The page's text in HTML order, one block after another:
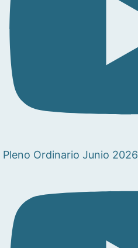
Pleno Ordinario Junio 2026